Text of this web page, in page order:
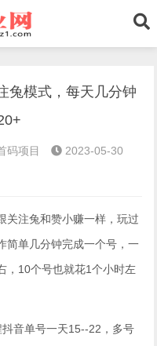
兔模式，每天几分钟
码项目
2023-05-30
关注兔和赞小赚一样，玩过
简单几分钟完成一个号，一
，10个号也就花1个小时左
音单号一天15--22，多号